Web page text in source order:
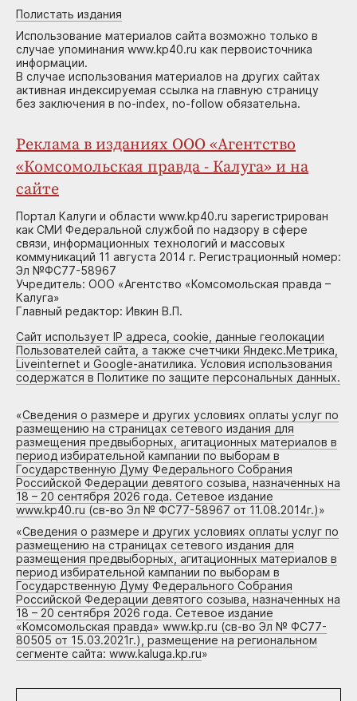
Полистать издания
Использование материалов сайта возможно только в
случае упоминания www.kp40.ru как первоисточника
информации.
В случае использования материалов на других сайтах
активная индексируемая ссылка на главную страницу
без заключения в no-index, no-follow обязательна.
Реклама в изданиях ООО «Агентство
«Комсомольская правда - Калуга» и на
сайте
Портал Калуги и области www.kp40.ru зарегистрирован
как СМИ Федеральной службой по надзору в сфере
связи, информационных технологий и массовых
коммуникаций 11 августа 2014 г. Регистрационный номер:
Эл №ФС77-58967
Учредитель: ООО «Агентство «Комсомольская правда –
Калуга»
Главный редактор: Ивкин В.П.
Сайт использует IP адреса, cookie, данные геолокации
Пользователей сайта, а также счетчики Яндекс.Метрика,
Liveinternet и Google-анатилика. Условия использования
содержатся в Политике по защите персональных данных.
«Сведения о размере и других условиях оплаты услуг по
размещению на страницах сетевого издания для
размещения предвыборных, агитационных материалов в
период избирательной кампании по выборам в
Государственную Думу Федерального Собрания
Российской Федерации девятого созыва, назначенных на
18 – 20 сентября 2026 года. Сетевое издание
www.kp40.ru (св-во Эл № ФС77-58967 от 11.08.2014г.)»
«Сведения о размере и других условиях оплаты услуг по
размещению на страницах сетевого издания для
размещения предвыборных, агитационных материалов в
период избирательной кампании по выборам в
Государственную Думу Федерального Собрания
Российской Федерации девятого созыва, назначенных на
18 – 20 сентября 2026 года. Сетевое издание
«Комсомольская правда» www.kp.ru (св-во Эл № ФС77-
80505 от 15.03.2021г.), размещение на региональном
сегменте сайта: www.kaluga.kp.ru»